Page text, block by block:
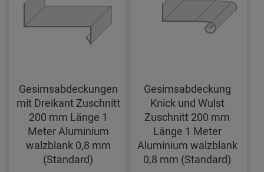
Gesimsabdeckungen
mit Dreikant Zuschnitt
200 mm Länge 1
Meter Aluminium
walzblank 0,8 mm
(Standard)
Gesimsabdeckung
Knick und Wulst
Zuschnitt 200 mm
Länge 1 Meter
Aluminium walzblank
0,8 mm (Standard)